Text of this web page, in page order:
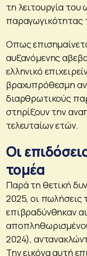
τη λειτουργία του
παραγωγικότητας
Οπως
αυξανόμενης
ελληνικό
βραχυπρόθεσμη
διαρθρωτικούς
στηρίξουν την
τελευταίων ετών.
Οι
τομέα
Παρά τη θετική
2025, οι πωλήσεις
επιβραδύνθηκαν
2024),
Την εικόνα αυτή